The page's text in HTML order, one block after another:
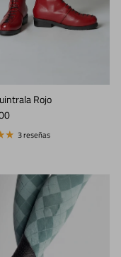
Rojo
3 reseñas